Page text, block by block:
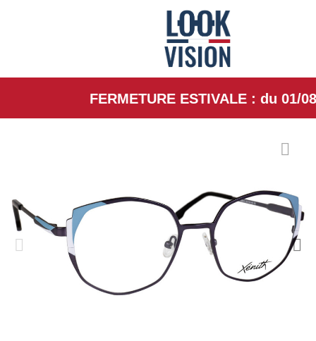
FERMETURE ESTIVALE : du 01/08/